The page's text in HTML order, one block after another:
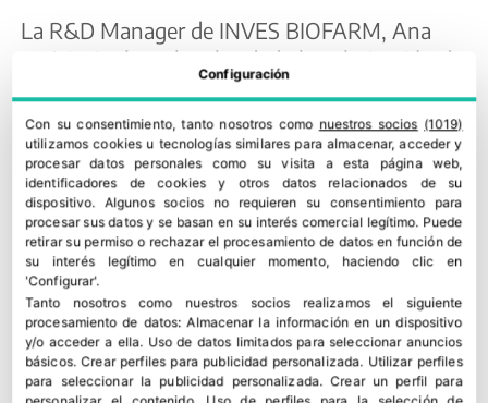
La R&D Manager de INVES BIOFARM, Ana
Leticia Jiménez, ha abordado la valorización de
alpeorujo y subproductos de la almendra para
obtener compuestos bioactivos, celulosa y
microfibras con aplicación cosmética y
dermatológica.
Estos cuatro casos de éxito muestran el valor
de conectar conocimiento tecnológico,
capacidad industrial y colaboración empresarial
para acelerar la llegada de nuevas soluciones al
mercado.
Liderazgo empresarial ante un
Configuración
Con su consentimiento, tanto nosotros como nuestros socios (1019)
utilizamos cookies u tecnologías similares para almacenar, acceder y
procesar datos personales como su visita a esta página web,
identificadores de cookies y otros datos relacionados de su
dispositivo. Algunos socios no requieren su consentimiento para
procesar sus datos y se basan en su interés comercial legítimo. Puede
retirar su permiso o rechazar el procesamiento de datos en función de
su interés legítimo en cualquier momento, haciendo clic en
'Configurar'.
Tanto nosotros como nuestros socios realizamos el siguiente
procesamiento de datos:Almacenar la información en un dispositivo
y/o acceder a ella. Uso de datos limitados para seleccionar anuncios
básicos.Crear perfiles para publicidad personalizada. Utilizar perfiles
para seleccionar la publicidad personalizada.Crear un perfil para